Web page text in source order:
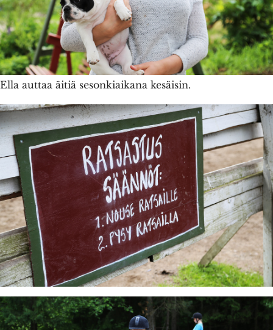
Ella auttaa äitiä sesonkiaikana kesäisin.